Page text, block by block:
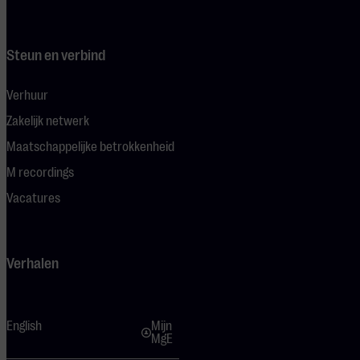
Steun en verbind
Verhuur
Zakelijk netwerk
Maatschappelijke betrokkenheid
M recordings
Vacatures
Verhalen
English
Mijn
MgE